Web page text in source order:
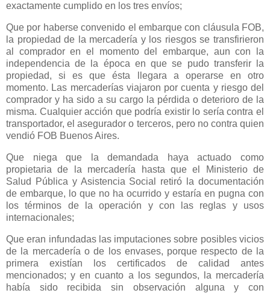
exactamente cumplido en los tres envíos;
Que por haberse convenido el embarque con cláusula FOB,
la propiedad de la mercadería y los riesgos se transfirieron
al comprador en el momento del embarque, aun con la
independencia de la época en que se pudo transferir la
propiedad, si es que ésta llegara a operarse en otro
momento. Las mercaderías viajaron por cuenta y riesgo del
comprador y ha sido a su cargo la pérdida o deterioro de la
misma. Cualquier acción que podría existir lo sería contra el
transportador, el asegurador o terceros, pero no contra quien
vendió FOB Buenos Aires.
Que niega que la demandada haya actuado como
propietaria de la mercadería hasta que el Ministerio de
Salud Pública y Asistencia Social retiró la documentación
de embarque, lo que no ha ocurrido y estaría en pugna con
los términos de la operación y con las reglas y usos
internacionales;
Que eran infundadas las imputaciones sobre posibles vicios
de la mercadería o de los envases, porque respecto de la
primera existían los certificados de calidad antes
mencionados; y en cuanto a los segundos, la mercadería
había sido recibida sin observación alguna y con